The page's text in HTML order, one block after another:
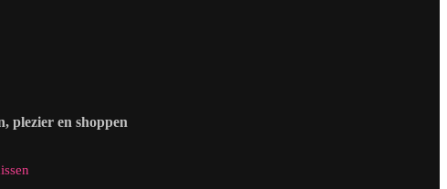
plezier en shoppen